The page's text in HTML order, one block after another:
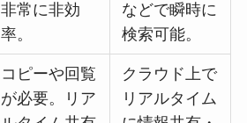
非常に非効
率。
などで瞬時に
検索可能。
コピーや回覧
が必要。リア
クラウド上で
リアルタイム